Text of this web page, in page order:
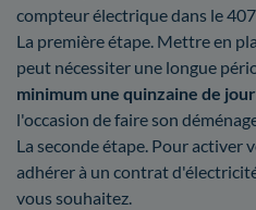
compteur électrique dans le
La première étape. Mettre en
peut nécessiter une longue
minimum une quinzaine de
l'occasion de faire son
La seconde étape. Pour activer
adhérer à un contrat
vous souhaitez.